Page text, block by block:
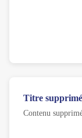
Titre supprimé
Contenu